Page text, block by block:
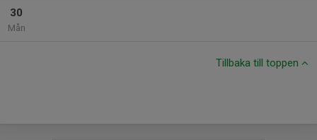
30
Mån
Tillbaka till toppen